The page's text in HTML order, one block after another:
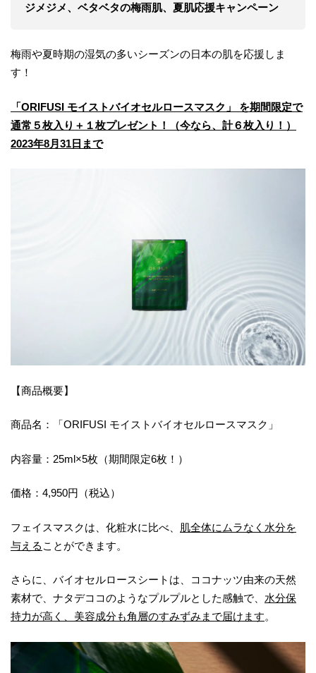
ジメジメ、ベタベタの梅雨肌、夏肌応援キャンペーン
梅雨や夏時期の湿気の多いシーズンの日本の肌を応援しま
す！
「ORIFUSI モイストバイオセルロースマスク」 を期間限定で
通常５枚入り＋１枚プレゼント！（今なら、計６枚入り！）
2023年8月31日まで
【商品概要】
商品名：「ORIFUSI モイストバイオセルロースマスク」
内容量：25ml×5枚（期間限定6枚！）
価格：4,950円（税込）
フェイスマスクは、化粧水に比べ、 肌全体にムラなく水分を
与える ことができます。
さらに、バイオセルロースシートは、ココナッツ由来の天然
素材で、ナタデココのようなプルプルとした感触で、 水分保
持力が高く、美容成分も角層のすみずみまで届けます。